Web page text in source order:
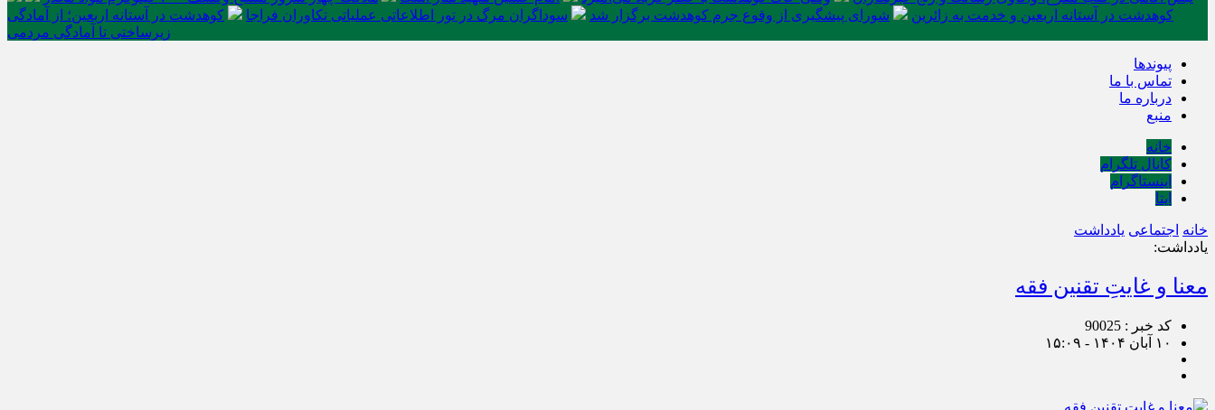
کوهدشت در آستانه اربعین و خدمت‌ به زائرین
شورای پیشگیری از وقوع جرم کوهدشت برگزار شد سوداگران مرگ در تور اطلاعاتی عملیاتی تکاوران فراجا
کوهدشت در آستانه اربعین؛ از آمادگی
زیرساختی تا آمادگی مردمی
پیوندها
تماس با ما
درباره ما
منبع
خانه
کانال تلگرام
اینستاگرام
ایتا
خانه اجتماعی یادداشت
یادداشت:
معنا و غایتِ تقنین فقه
کد خبر : 90025
۱۰ آبان ۱۴۰۴ - ۱۵:۰۹